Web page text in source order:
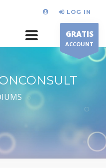
LOG IN
GRATIS
ACCOUNT